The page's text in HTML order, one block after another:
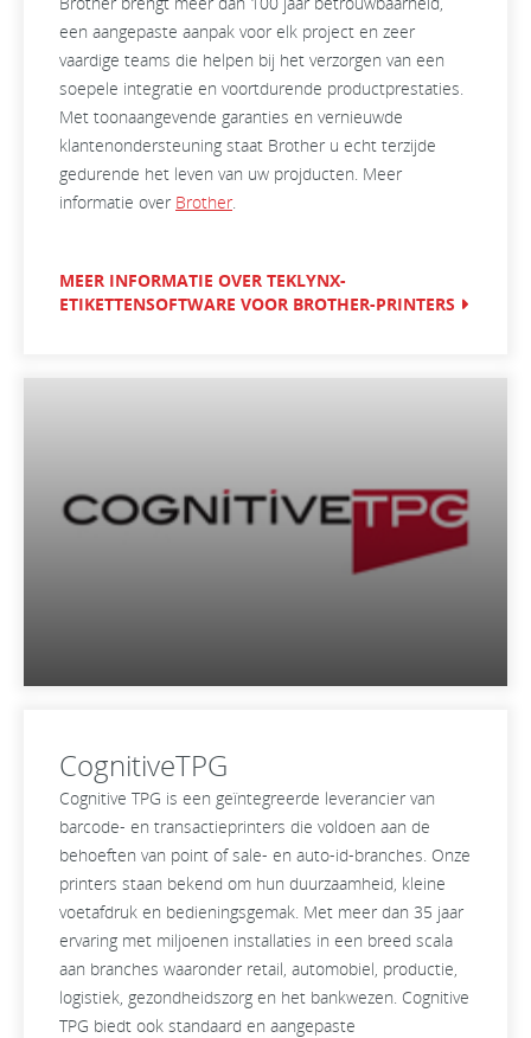
een aangepaste aanpak voor elk project en zeer
vaardige teams die helpen bij het verzorgen van een
soepele integratie en voortdurende productprestaties.
Met toonaangevende garanties en vernieuwde
klantenondersteuning staat Brother u echt terzijde
gedurende het leven van uw projducten. Meer
informatie over Brother.
MEER INFORMATIE OVER TEKLYNX-
ETIKETTENSOFTWARE VOOR BROTHER-PRINTERS
CognitiveTPG
Cognitive TPG is een geïntegreerde leverancier van
barcode- en transactieprinters die voldoen aan de
behoeften van point of sale- en auto-id-branches. Onze
printers staan bekend om hun duurzaamheid, kleine
voetafdruk en bedieningsgemak. Met meer dan 35 jaar
ervaring met miljoenen installaties in een breed scala
aan branches waaronder retail, automobiel, productie,
logistiek, gezondheidszorg en het bankwezen. Cognitive
TPG biedt ook standaard en aangepaste